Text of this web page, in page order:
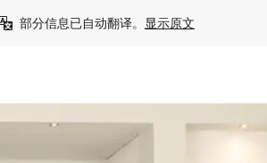
部分信息已自动翻译。 显示原文